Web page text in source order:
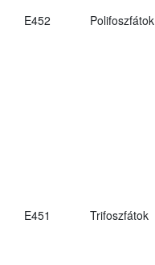
E452 Polifoszfátok
E451 Trifoszfátok